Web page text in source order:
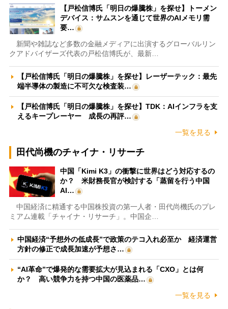
【戸松信博氏「明日の爆騰株」を探せ】トーメン
デバイス：サムスンを通じて世界のAIメモリ需
要…
新聞や雑誌など多数の金融メディアに出演するグローバルリン
クアドバイザーズ代表の戸松信博氏が、最新…
【戸松信博氏「明日の爆騰株」を探せ】レーザーテック：最先
端半導体の製造に不可欠な検査装…
【戸松信博氏「明日の爆騰株」を探せ】TDK：AIインフラを支
えるキープレーヤー 成長の再評…
一覧を見る
田代尚機のチャイナ・リサーチ
中国「Kimi K3」の衝撃に世界はどう対応するの
か？ 米財務長官が検討する「蒸留を行う中国
AI…
中国経済に精通する中国株投資の第一人者・田代尚機氏のプレ
ミアム連載「チャイナ・リサーチ」。中国企…
中国経済“予想外の低成長”で政策のテコ入れ必至か 経済運営
方針の修正で成長加速が予想さ…
“AI革命”で爆発的な需要拡大が見込まれる「CXO」とは何
か？ 高い競争力を持つ中国の医薬品…
一覧を見る